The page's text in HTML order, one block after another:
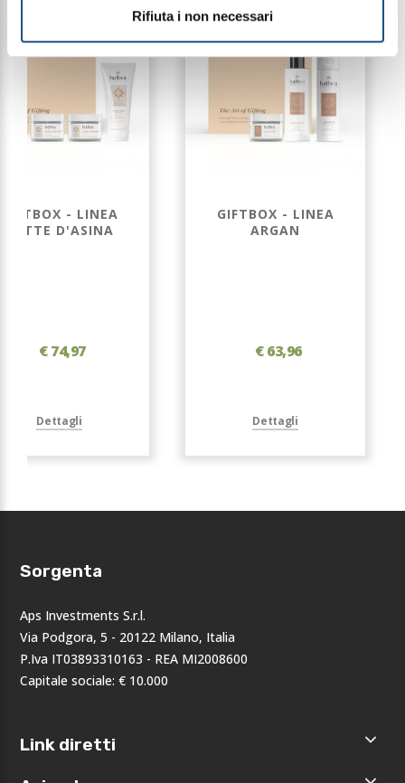
Rifiuta i non necessari
GIFTBOX - LINEA
LATTE D'ASINA
€ 74,97
Dettagli
GIFTBOX - LINEA
ARGAN
€ 63,96
Dettagli
Sorgenta
Aps Investments S.r.l.
Via Podgora, 5 - 20122 Milano, Italia
P.Iva IT03893310163 - REA MI2008600
Capitale sociale: € 10.000
Link diretti
Home